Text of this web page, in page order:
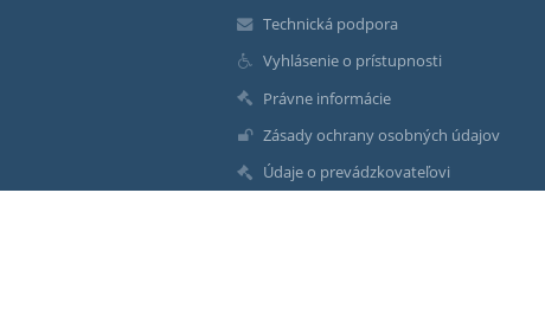
Technická podpora
Vyhlásenie o prístupnosti
Právne informácie
Zásady ochrany osobných údajov
Údaje o prevádzkovateľovi